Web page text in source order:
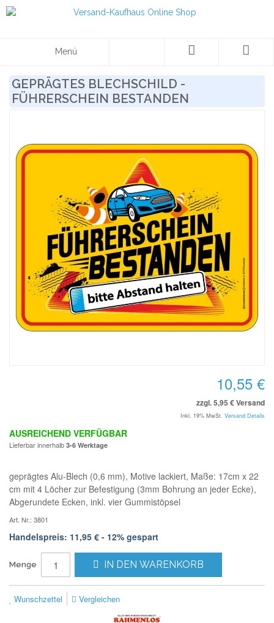
Menü
GEPRÄGTES BLECHSCHILD -
FÜHRERSCHEIN BESTANDEN
10,55 €
zzgl. 5,95 € Versand
Inkl. 19% MwSt. Versand Details
AUSREICHEND VERFÜGBAR
Lieferbar innerhalb 3-6 Werktage
geprägtes Alu-Blech (0,6 mm), Motive lackiert, Maße: 17cm x 22
cm mit 4 Löcher zur Befestigung (3mm Bohrung an jeder Ecke),
Abgerundete Ecken, inkl. vier Gummistöpsel
Art. Nr.: 3801
Handelspreis: 11,95 € - 12% gespart
Menge IN DEN WARENKORB
Wunschzettel Vergleichen